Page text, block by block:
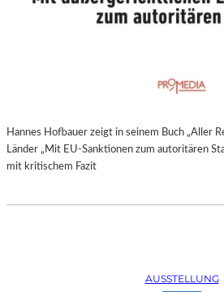
Hannes Hofbauer zeigt in seinem Buch „Aller
Länder „Mit EU-Sanktionen zum autoritären
mit kritischem Fazit
AUSSTELLUNG